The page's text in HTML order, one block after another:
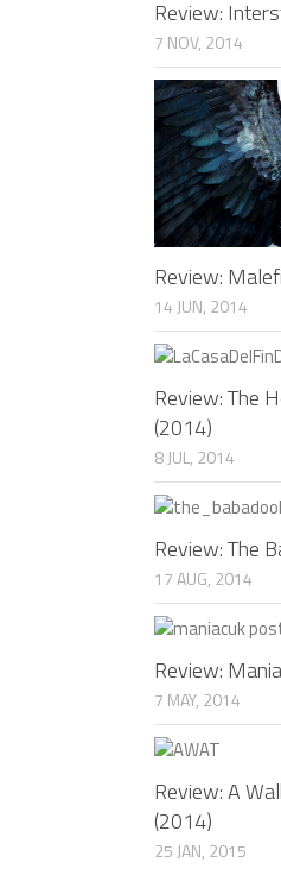
Review:
7 NOV, 2014
Review:
14 JUN, 2014
Review: The
(2014)
8 JUL, 2014
Review: The
17 AUG, 2014
Review:
7 MAY, 2014
Review: A
(2014)
25 JAN, 2015